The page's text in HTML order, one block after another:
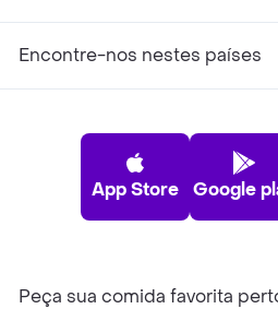
Encontre-nos nestes países
App Store Google
Peça sua comida favorita